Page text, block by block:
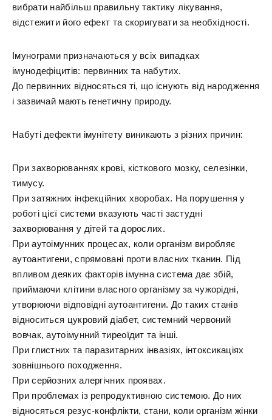
вибрати найбільш правильну тактику лікування,
відстежити його ефект та скоригувати за необхідності.
Імунограми призначаються у всіх випадках
імунодефіцитів: первинних та набутих.
До первинних відносяться ті, що існують від народження
і зазвичай мають генетичну природу.
Набуті дефекти імунітету виникають з різних причин:
При захворюваннях крові, кісткового мозку, селезінки,
тимусу.
При затяжних інфекційних хворобах. На порушення у
роботі цієї системи вказують часті застудні
захворювання у дітей та дорослих.
При аутоімунних процесах, коли організм виробляє
аутоантигени, спрямовані проти власних тканин. Під
впливом деяких факторів імунна система дає збій,
приймаючи клітини власного організму за чужорідні,
утворюючи відповідні аутоантигени. До таких станів
відноситься цукровий діабет, системний червоний
вовчак, аутоімунний тиреоїдит та інші.
При глистних та паразитарних інвазіях, інтоксикаціях
зовнішнього походження.
При серйозних алергічних проявах.
При проблемах із репродуктивною системою. До них
відносяться резус-конфлікти, стани, коли організм жінки